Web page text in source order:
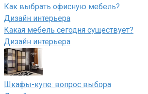
Как выбрать офисную мебель?
Дизайн интерьера
Какая мебель сегодня существует?
Дизайн интерьера
Шкафы-купе: вопрос выбора